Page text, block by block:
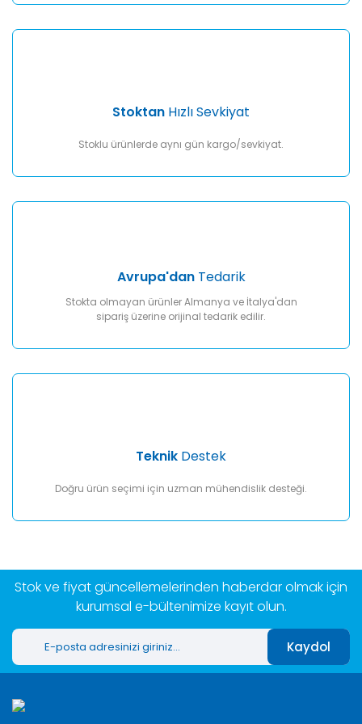
Stoktan Hızlı Sevkiyat
Stoklu ürünlerde aynı gün kargo/sevkiyat.
Avrupa'danTedarik
Stokta olmayan ürünler Almanya ve İtalya'dan
sipariş üzerine orijinal tedarik edilir.
Teknik Destek
Doğru ürün seçimi için uzman mühendislik desteği.
Stok ve fiyat güncellemelerinden haberdar olmak için
kurumsal e-bültenimize kayıt olun.
Kaydol